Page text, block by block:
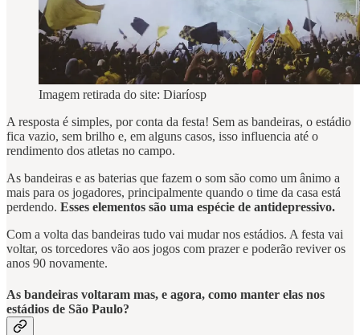
Imagem retirada do site: Diaríosp
A resposta é simples, por conta da festa! Sem as bandeiras, o estádio
fica vazio, sem brilho e, em alguns casos, isso influencia até o
rendimento dos atletas no campo.
As bandeiras e as baterias que fazem o som são como um ânimo a
mais para os jogadores, principalmente quando o time da casa está
perdendo. Esses elementos são uma espécie de antidepressivo.
Com a volta das bandeiras tudo vai mudar nos estádios. A festa vai
voltar, os torcedores vão aos jogos com prazer e poderão reviver os
anos 90 novamente.
As bandeiras voltaram mas, e agora, como manter elas nos
estádios de São Paulo?